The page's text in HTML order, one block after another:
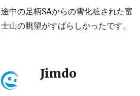
途中の足柄SAからの雪化粧された富
士山の眺望がすばらしかったです。
Jimdo